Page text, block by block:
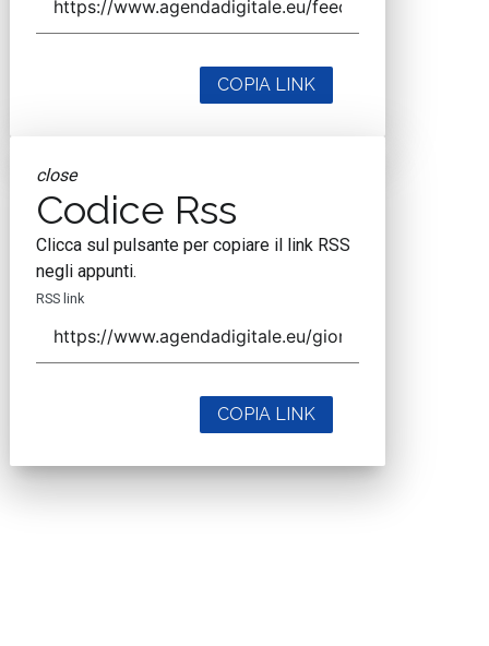
COPIA LINK
close
Codice Rss
Clicca sul pulsante per copiare il link RSS
negli appunti.
RSS link
COPIA LINK